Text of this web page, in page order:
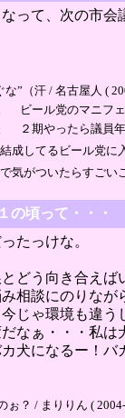
って、次の市会
な”（汗 / 名古屋人 (
ビール党のマニフ
２期やったら議員
成してるビール党に
気がついたらすごい
の頃って・・・
たっけな。
どう向き合えば
相談にのりなが
じゃ環境も違う
なぁ・・・私は
犬になるー！バ
ぉ？ / まりりん (